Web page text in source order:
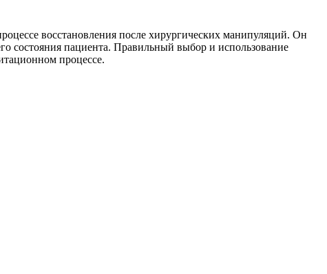
восстановления после хирургических манипуляций. Он
состояния пациента. Правильный выбор и использование
процессе.